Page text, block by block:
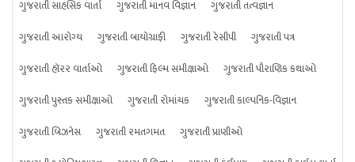
ગુજરાતી સાહસિક વાર્તા
ગુજરાતી માનવ વિજ્ઞાન
ગુજરાતી તત્વજ્ઞાન
ગુજરાતી આરોગ્ય
ગુજરાતી બાયોગ્રાફી ગુજરાતી રેસીપી
ગુજરાતી પત્ર
ગુજરાતી હૉરર વાર્તાઓ
ગુજરાતી ફિલ્મ સમીક્ષાઓ
ગુજરાતી પૌરાણિક કથાઓ
ગુજરાતી પુસ્તક સમીક્ષાઓ
ગુજરાતી રોમાંચક
ગુજરાતી કાલ્પનિક-વિજ્ઞાન
ગુજરાતી બિઝનેસ
ગુજરાતી રમતગમત
ગુજરાતી પ્રાણીઓ